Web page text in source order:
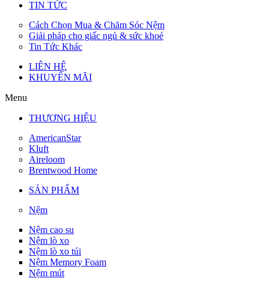
TIN TỨC
Cách Chọn Mua & Chăm Sóc Nệm
Giải pháp cho giấc ngủ & sức khoẻ
Tin Tức Khác
LIÊN HỆ
KHUYẾN MÃI
Menu
THƯƠNG HIỆU
AmericanStar
Kluft
Aireloom
Brentwood Home
SẢN PHẨM
Nệm
Nệm cao su
Nệm lò xo
Nệm lò xo túi
Nệm Memory Foam
Nệm mút